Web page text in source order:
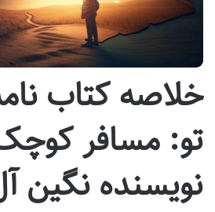
خلاصه کتاب
تو: مسافر
نویسنده نگین